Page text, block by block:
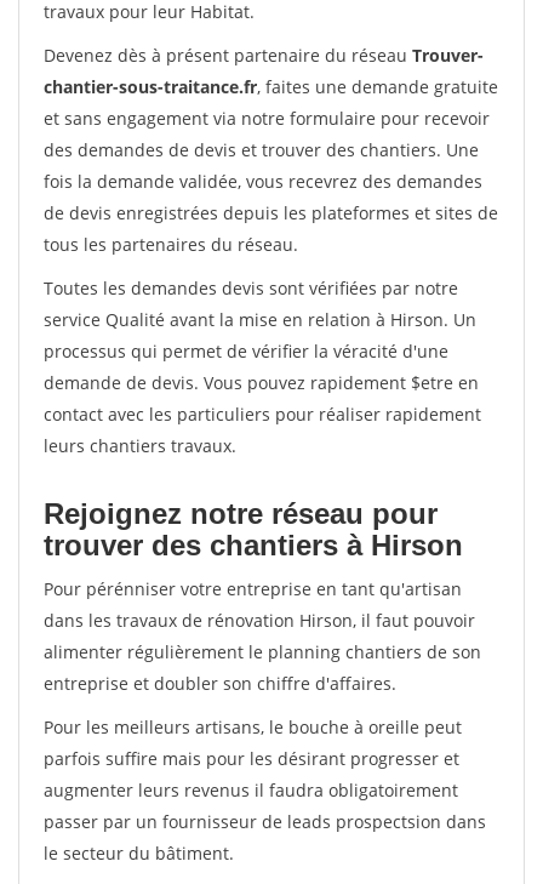
travaux pour leur Habitat.
Devenez dès à présent partenaire du réseau Trouver-
chantier-sous-traitance.fr, faites une demande gratuite
et sans engagement via notre formulaire pour recevoir
des demandes de devis et trouver des chantiers. Une
fois la demande validée, vous recevrez des demandes
de devis enregistrées depuis les plateformes et sites de
tous les partenaires du réseau.
Toutes les demandes devis sont vérifiées par notre
service Qualité avant la mise en relation à Hirson. Un
processus qui permet de vérifier la véracité d'une
demande de devis. Vous pouvez rapidement $etre en
contact avec les particuliers pour réaliser rapidement
leurs chantiers travaux.
Rejoignez notre réseau pour
trouver des chantiers à Hirson
Pour pérénniser votre entreprise en tant qu'artisan
dans les travaux de rénovation Hirson, il faut pouvoir
alimenter régulièrement le planning chantiers de son
entreprise et doubler son chiffre d'affaires.
Pour les meilleurs artisans, le bouche à oreille peut
parfois suffire mais pour les désirant progresser et
augmenter leurs revenus il faudra obligatoirement
passer par un fournisseur de leads prospectsion dans
le secteur du bâtiment.